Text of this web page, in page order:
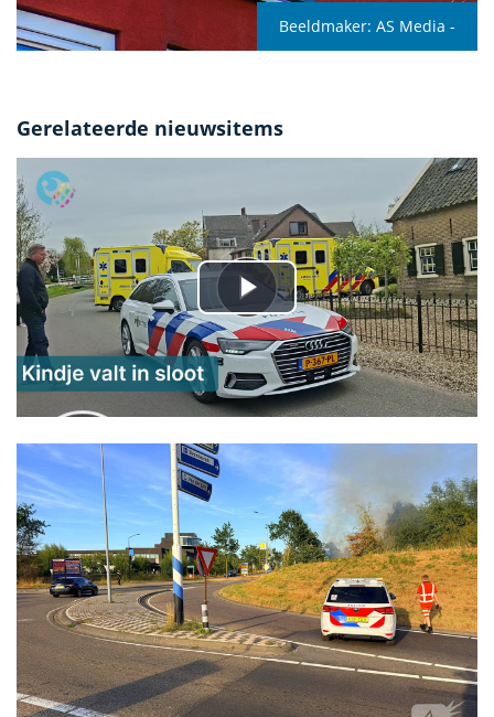
Beeldmaker: AS Media -
Gerelateerde nieuwsitems